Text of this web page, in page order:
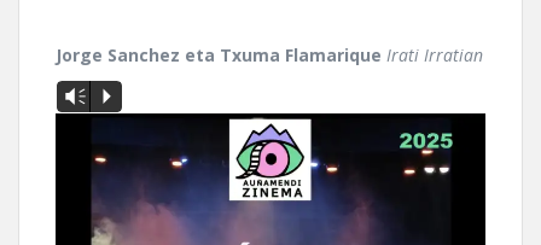
Jorge Sanchez eta Txuma Flamarique Irati Irratian
Vm P